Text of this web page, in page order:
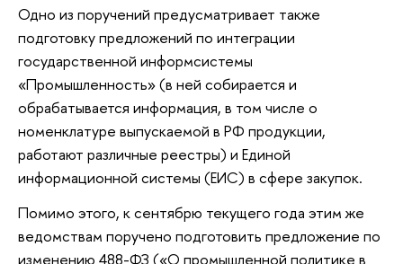
Одно из поручений предусматривает также
подготовку предложений по интеграции
государственной информсистемы
«Промышленность» (в ней собирается и
обрабатывается информация, в том числе о
номенклатуре выпускаемой в РФ продукции,
работают различные реестры) и Единой
информационной системы (ЕИС) в сфере закупок.
Помимо этого, к сентябрю текущего года этим же
ведомствам поручено подготовить предложение по
изменению 488-ФЗ («О промышленной политике в